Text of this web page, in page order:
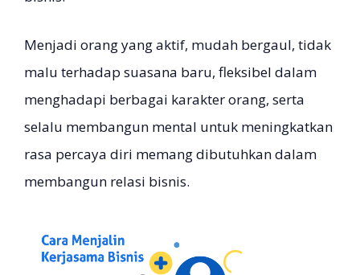
Menjadi orang yang aktif, mudah bergaul, tidak
malu terhadap suasana baru, fleksibel dalam
menghadapi berbagai karakter orang, serta
selalu membangun mental untuk meningkatkan
rasa percaya diri memang dibutuhkan dalam
membangun relasi bisnis.